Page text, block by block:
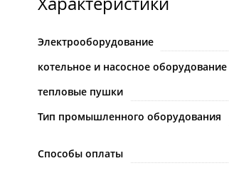
Электрооборудование
котельное и насосное оборудование
тепловые пушки
Тип промышленного оборудования
Способы оплаты